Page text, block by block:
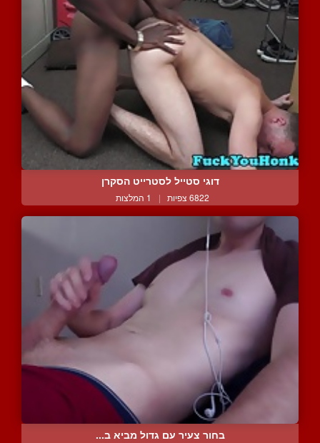
דוגי סטייל לסטרייט הסקרן
6822 צפיות | 1 המלצות
בחור צעיר עם גדול מביא ב...